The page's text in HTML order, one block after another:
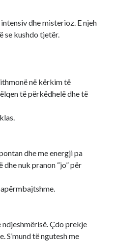
dhe misterioz. E njeh
se kushdo tjetër.
në kërkim të
të përkëdhelë dhe të
dhe me energji pa
nuk pranon “jo” për
Çdo prekje
S’mund të ngutesh me